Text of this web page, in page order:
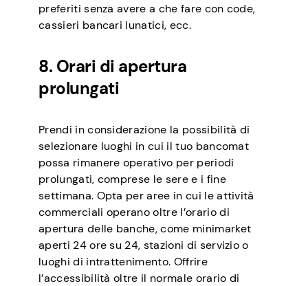
preferiti senza avere a che fare con code,
cassieri bancari lunatici, ecc.
8. Orari di apertura
prolungati
Prendi in considerazione la possibilità di
selezionare luoghi in cui il tuo bancomat
possa rimanere operativo per periodi
prolungati, comprese le sere e i fine
settimana. Opta per aree in cui le attività
commerciali operano oltre l’orario di
apertura delle banche, come minimarket
aperti 24 ore su 24, stazioni di servizio o
luoghi di intrattenimento. Offrire
l’accessibilità oltre il normale orario di